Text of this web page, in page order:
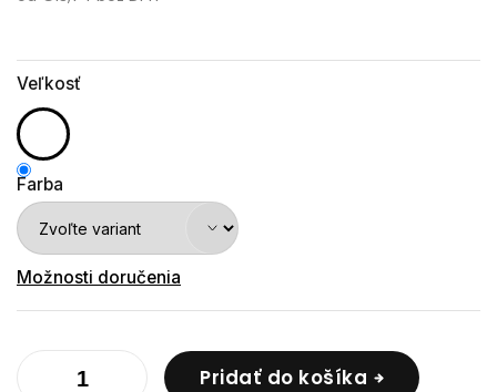
Veľkosť
Farba
Možnosti doručenia
Pridať do košíka